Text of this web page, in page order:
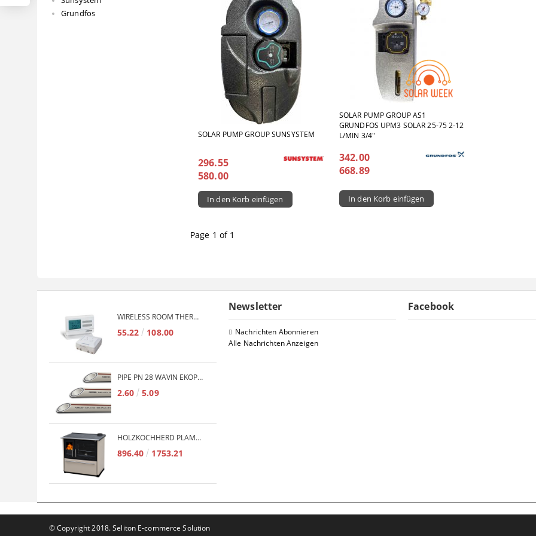
Grundfos
SOLAR PUMP GROUP SUNSYSTEM
296.55
580.00
SOLAR PUMP GROUP AS1
GRUNDFOS UPM3 SOLAR 25-75 2-12
L/MIN 3/4"
342.00
668.89
Page 1 of 1
WIRELESS ROOM THERMOSTAT COMPUTHERM Q7RF
55.22 108.00
PIPE PN 28 WAVIN EKOPLASTIK FIBER BASALT PLUS - 3M/QTY.
2.60 5.09
HOLZKOCHHERD PLAMEN TERMO GLAS 850 11KW
896.40 1753.21
Newsletter
Nachrichten Abonnieren
Alle Nachrichten Anzeigen
Facebook
© Copyright 2018. Seliton E-commerce Solution